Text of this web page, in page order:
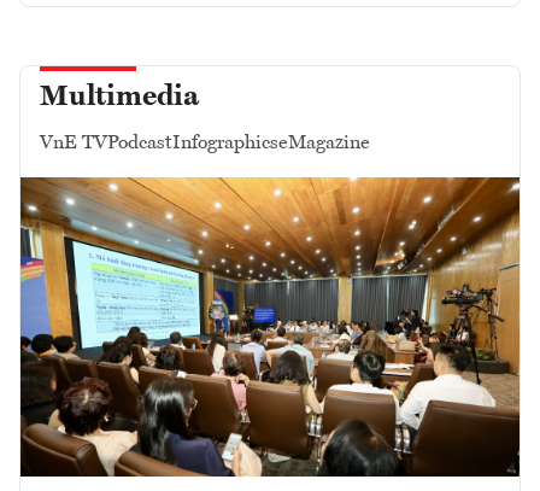
Multimedia
VnE TVPodcastInfographicseMagazine